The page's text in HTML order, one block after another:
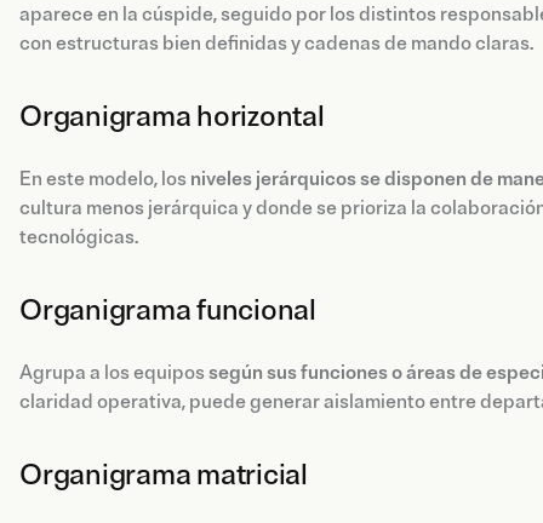
aparece en la cúspide, seguido por los distintos
con estructuras bien definidas y cadenas de mando claras.
Organigrama horizontal
En este modelo, los niveles jerárquicos se disponen de
cultura menos jerárquica y donde se prioriza la
tecnológicas.
Organigrama funcional
Agrupa a los equipos según sus funciones o áreas de
claridad operativa, puede generar aislamiento entre
Organigrama matricial